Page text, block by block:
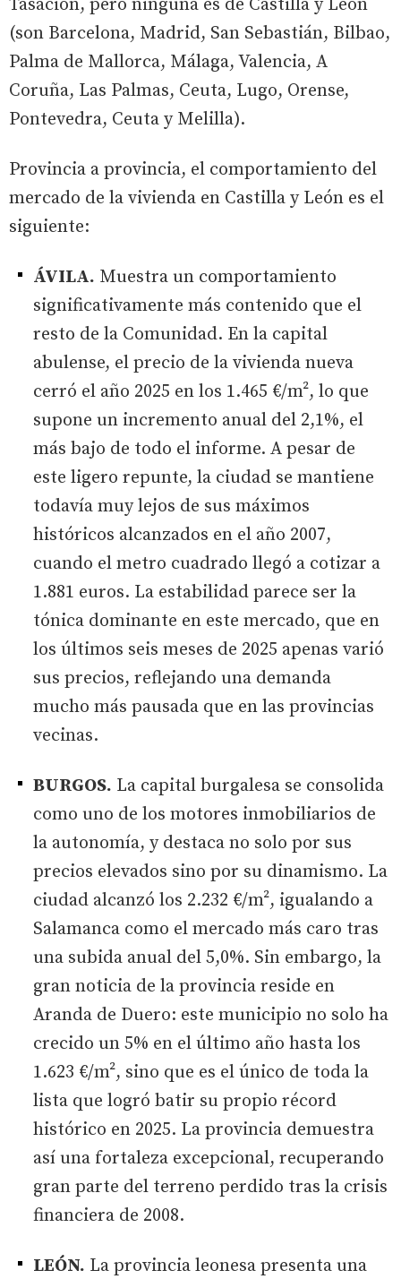
Tasación, pero ninguna es de Castilla y León
(son Barcelona, Madrid, San Sebastián, Bilbao,
Palma de Mallorca, Málaga, Valencia, A
Coruña, Las Palmas, Ceuta, Lugo, Orense,
Pontevedra, Ceuta y Melilla).
Provincia a provincia, el comportamiento del
mercado de la vivienda en Castilla y León es el
siguiente:
ÁVILA. Muestra un comportamiento
significativamente más contenido que el
resto de la Comunidad. En la capital
abulense, el precio de la vivienda nueva
cerró el año 2025 en los 1.465 €/m², lo que
supone un incremento anual del 2,1%, el
más bajo de todo el informe. A pesar de
este ligero repunte, la ciudad se mantiene
todavía muy lejos de sus máximos
históricos alcanzados en el año 2007,
cuando el metro cuadrado llegó a cotizar a
1.881 euros. La estabilidad parece ser la
tónica dominante en este mercado, que en
los últimos seis meses de 2025 apenas varió
sus precios, reflejando una demanda
mucho más pausada que en las provincias
vecinas.
BURGOS. La capital burgalesa se consolida
como uno de los motores inmobiliarios de
la autonomía, y destaca no solo por sus
precios elevados sino por su dinamismo. La
ciudad alcanzó los 2.232 €/m², igualando a
Salamanca como el mercado más caro tras
una subida anual del 5,0%. Sin embargo, la
gran noticia de la provincia reside en
Aranda de Duero: este municipio no solo ha
crecido un 5% en el último año hasta los
1.623 €/m², sino que es el único de toda la
lista que logró batir su propio récord
histórico en 2025. La provincia demuestra
así una fortaleza excepcional, recuperando
gran parte del terreno perdido tras la crisis
financiera de 2008.
LEÓN. La provincia leonesa presenta una